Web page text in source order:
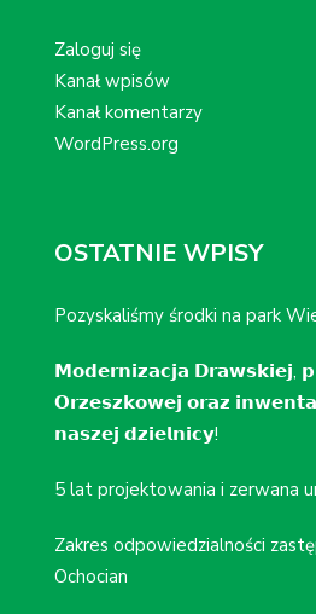
Zaloguj się
Kanał wpisów
Kanał komentarzy
WordPress.org
OSTATNIE WPISY
Pozyskaliśmy środki na park
𝗠𝗼𝗱𝗲𝗿𝗻𝗶𝘇𝗮𝗰𝗷𝗮 𝗗𝗿𝗮𝘄𝘀𝗸𝗶𝗲𝗷,
𝗢𝗿𝘇𝗲𝘀𝘇𝗸𝗼𝘄𝗲𝗷 𝗼𝗿𝗮𝘇
𝗻𝗮𝘀𝘇𝗲𝗷 𝗱𝘇𝗶𝗲𝗹𝗻𝗶𝗰𝘆!
5 lat projektowania i zerwana
Zakres odpowiedzialności
Ochocian